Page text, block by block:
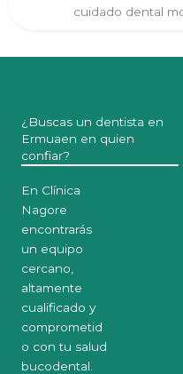
cuidado dental
¿Buscas un dentista en
Ermuaen en quien
confiar?
En Clínica
Nagore
encontrarás
un equipo
cercano,
altamente
cualificado y
comprometid
o con tu salud
bucodental.